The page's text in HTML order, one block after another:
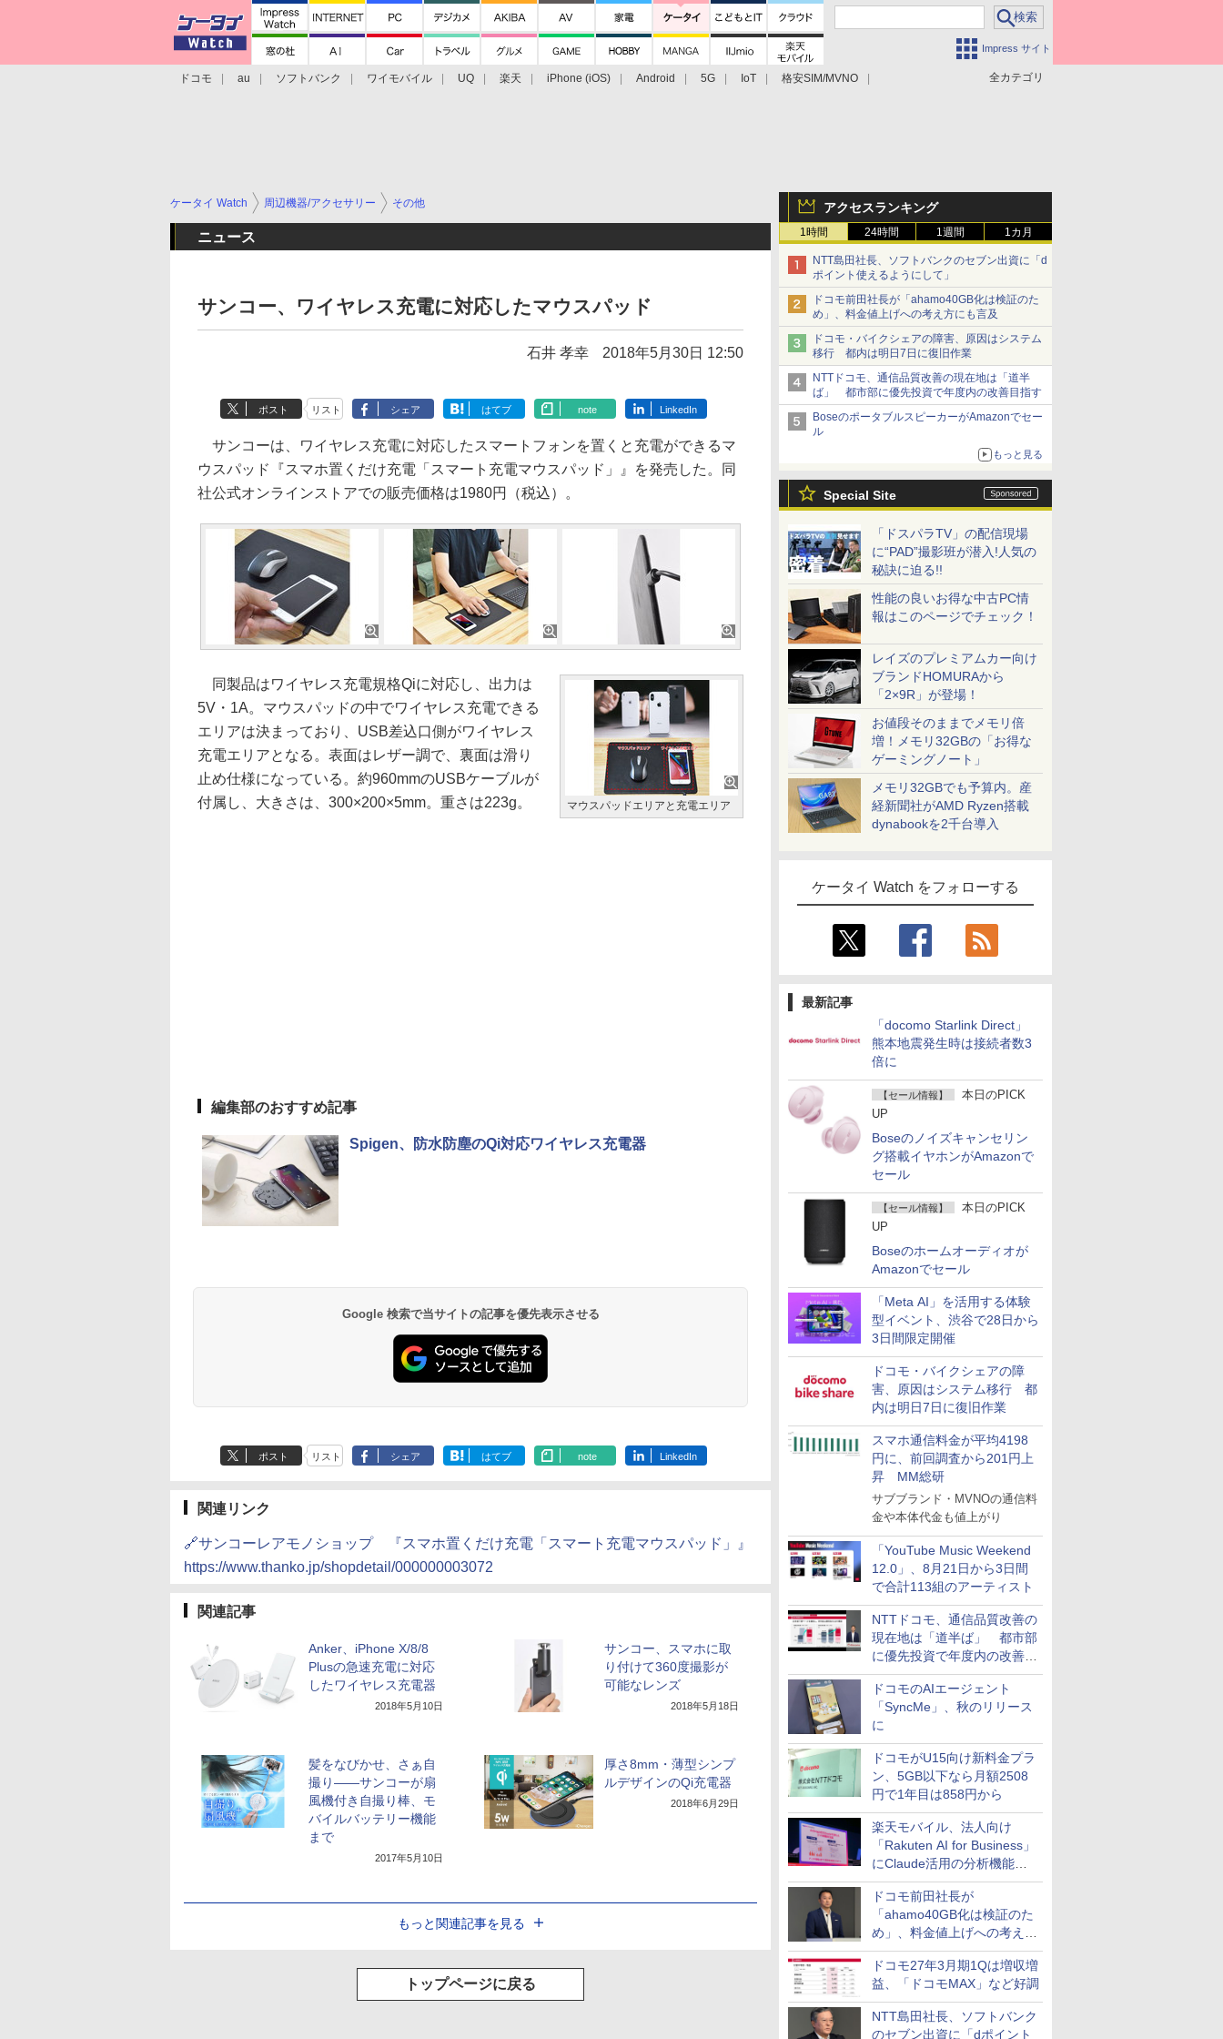
Impress サイト
全カテゴリ
ドコモ au ソフトバンク ワイモバイル UQ 楽天 iPhone (iOS) Android 5G IoT
格安SIM/MVNO
アクセスランキング
1時間 24時間 1週間 1カ月
NTT島田社長、ソフトバンクのセブン出資に「d
ポイント使えるようにして」
ドコモ前田社長が「ahamo40GB化は検証のた
め」、料金値上げへの考え方にも言及
ドコモ・バイクシェアの障害、原因はシステム
移行 都内は明日7日に復旧作業
NTTドコモ、通信品質改善の現在地は「道半
ば」 都市部に優先投資で年度内の改善目指す
BoseのポータブルスピーカーがAmazonでセー
ル
もっと見る
Special Site
「ドスパラTV」の配信現場
に“PAD”撮影班が潜入!人気の
秘訣に迫る!!
性能の良いお得な中古PC情
報はこのページでチェック！
レイズのプレミアムカー向け
ブランドHOMURAから
「2×9R」が登場！
お値段そのままでメモリ倍
増！メモリ32GBの「お得な
ゲーミングノート」
メモリ32GBでも予算内。産
経新聞社がAMD Ryzen搭載
dynabookを2千台導入
ケータイ Watch をフォローする
最新記事
「docomo Starlink Direct」
熊本地震発生時は接続者数3
倍に
【セール情報】
本日のPICK
UP
Boseのノイズキャンセリン
グ搭載イヤホンがAmazonで
セール
【セール情報】
本日のPICK
UP
Boseのホームオーディオが
Amazonでセール
「Meta AI」を活用する体験
型イベント、渋谷で28日から
3日間限定開催
ドコモ・バイクシェアの障
害、原因はシステム移行 都
内は明日7日に復旧作業
スマホ通信料金が平均4198
円に、前回調査から201円上
昇 MM総研
サブブランド・MVNOの通信料
金や本体代金も値上がり
「YouTube Music Weekend
12.0」、8月21日から3日間
で合計113組のアーティスト
NTTドコモ、通信品質改善の
現在地は「道半ば」 都市部
に優先投資で年度内の改善目
指す
ドコモのAIエージェント
「SyncMe」、秋のリリース
に
ドコモがU15向け新料金プラ
ン、5GB以下なら月額2508
円で1年目は858円から
楽天モバイル、法人向け
「Rakuten AI for Business」
にClaude活用の分析機能な
どを追加
ドコモ前田社長が
「ahamo40GB化は検証のた
め」、料金値上げへの考え方
にも言及
ドコモ27年3月期1Qは増収増
益、「ドコモMAX」など好調
NTT島田社長、ソフトバンク
のセブン出資に「dポイント
ケータイ Watch 周辺機器/アクセサリー その他
ニュース
サンコー、ワイヤレス充電に対応したマウスパッド
石井 孝幸 2018年5月30日 12:50
ポスト リスト シェア はてブ note LinkedIn
サンコーは、ワイヤレス充電に対応したスマートフォンを置くと充電ができるマ
ウスパッド『スマホ置くだけ充電「スマート充電マウスパッド」』を発売した。同
社公式オンラインストアでの販売価格は1980円（税込）。
マウスパッドエリアと充電エリア
同製品はワイヤレス充電規格Qiに対応し、出力は
5V・1A。マウスパッドの中でワイヤレス充電できる
エリアは決まっており、USB差込口側がワイヤレス
充電エリアとなる。表面はレザー調で、裏面は滑り
止め仕様になっている。約960mmのUSBケーブルが
付属し、大きさは、300×200×5mm。重さは223g。
編集部のおすすめ記事
Spigen、防水防塵のQi対応ワイヤレス充電器
Google 検索で当サイトの記事を優先表示させる
ポスト リスト シェア はてブ note LinkedIn
関連リンク
🔗サンコーレアモノショップ 『スマホ置くだけ充電「スマート充電マウスパッド」』
https://www.thanko.jp/shopdetail/000000003072
関連記事
Anker、iPhone X/8/8
Plusの急速充電に対応
したワイヤレス充電器
2018年5月10日
サンコー、スマホに取
り付けて360度撮影が
可能なレンズ
2018年5月18日
髪をなびかせ、さぁ自
撮り――サンコーが扇
風機付き自撮り棒、モ
バイルバッテリー機能
まで
2017年5月10日
厚さ8mm・薄型シンプ
ルデザインのQi充電器
2018年6月29日
もっと関連記事を見る
トップページに戻る